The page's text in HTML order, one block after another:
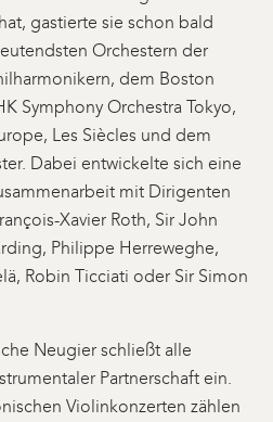
gastierte sie schon bald
Orchestern der
dem Boston
Symphony Orchestra Tokyo,
Les Siècles und dem
Dabei entwickelte sich eine
mit Dirigenten
Xavier Roth, Sir John
Philippe Herreweghe,
Robin Ticciati oder Sir Simon
Neugier schließt alle
Partnerschaft ein.
Violinkonzerten zählen